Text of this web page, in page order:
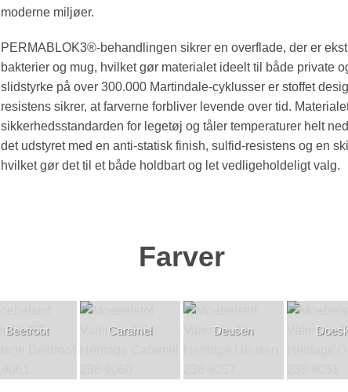
moderne miljøer.
PERMABLOK3®-behandlingen sikrer en overflade, der er
bakterier og mug, hvilket gør materialet ideelt til både private
slidstyrke på over 300.000 Martindale-cyklusser er stoffet
resistens sikrer, at farverne forbliver levende over tid.
sikkerhedsstandarden for legetøj og tåler temperaturer helt
det udstyret med en anti-statisk finish, sulfid-resistens og en
hvilket gør det til et både holdbart og let vedligeholdeligt valg.
Farver
Beetroot Caramel Deusen